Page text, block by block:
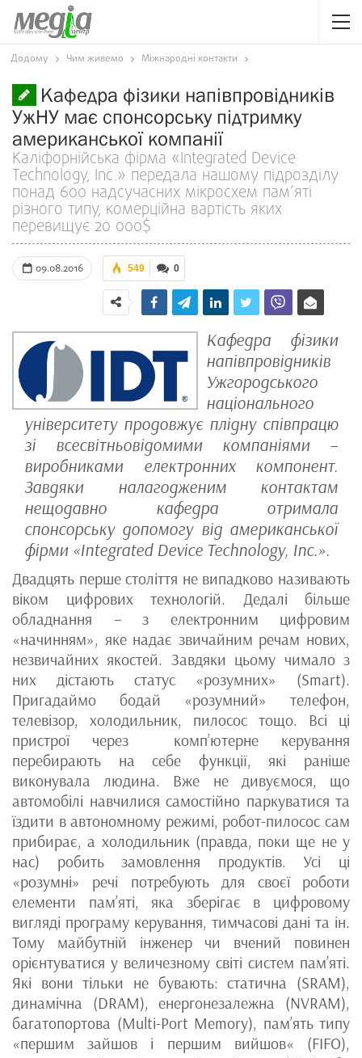
Додому Чим живемо Міжнародні контакти
Кафедра фізики напівпровідників
УжНУ має спонсорську підтримку
американської компанії
Каліфорнійська фірма «Integrated Device
Technology, Inc.» передала нашому підрозділу
понад 600 надсучасних мікросхем пам’яті
різного типу, комерційна вартість яких
перевищує 20 000$
09.08.2016 0
549
Кафедра фізики
напівпровідників
Ужгородського
національного
університету продовжує плідну співпрацю
зі всесвітньовідомими компаніями –
виробниками електронних компонент.
Завдяки налагодженим контактам
нещодавно кафедра отримала
спонсорську допомогу від американської
фірми «Integrated Device Technology, Inc.».
Двадцять перше століття не випадково називають
віком цифрових технологій. Дедалі більше
обладнання – з електронним цифровим
«начинням», яке надає звичайним речам нових,
незвичайних якостей. Завдяки цьому чимало з
них дістають статус «розумних» (Smart).
Пригадаймо бодай «розумний» телефон,
телевізор, холодильник, пилосос тощо. Всі ці
пристрої через комп’ютерне керування
перебирають на себе функції, які раніше
виконувала людина. Вже не дивуємося, що
автомобілі навчилися самостійно паркуватися та
їздити в автономному режимі, робот-пилосос сам
прибирає, а холодильник (правда, поки ще не у
нас) робить замовлення продуктів. Усі ці
«розумні» речі потребують для своєї роботи
елементи пам’яті, яка зберігає в цифровому
вигляді програму керування, тимчасові дані та ін.
Тому майбутній інженер чи вчений повинен
орієнтуватися у величезному світі систем пам’яті.
Які вони тільки не бувають: статична (SRAM),
динамічна (DRAM), енергонезалежна (NVRAM),
багатопортова (Multi-Port Memory), пам’ять типу
«першим зайшов і першим вийшов« (FIFO),